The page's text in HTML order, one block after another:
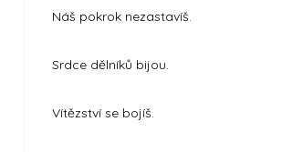
Náš pokrok nezastavíš.
Srdce dělníků bijou.
Vítězství se bojíš.